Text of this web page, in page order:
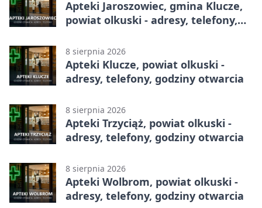
Apteki Jaroszowiec, gmina Klucze,
powiat olkuski - adresy, telefony,
8 sierpnia 2026
Apteki Klucze, powiat olkuski -
adresy, telefony, godziny otwarcia
8 sierpnia 2026
Apteki Trzyciąż, powiat olkuski -
adresy, telefony, godziny otwarcia
8 sierpnia 2026
Apteki Wolbrom, powiat olkuski -
adresy, telefony, godziny otwarcia